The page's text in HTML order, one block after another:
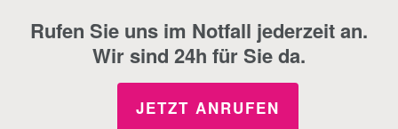
Rufen Sie uns im Notfall jederzeit an.
Wir sind 24h für Sie da.
JETZT ANRUFEN